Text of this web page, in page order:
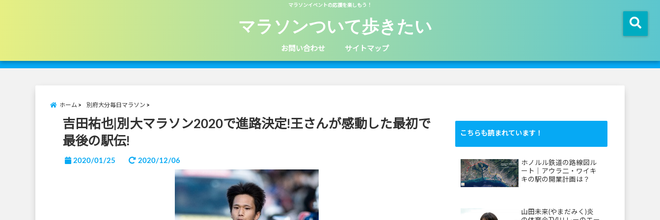
マラソンイベントの応援を楽しもう！
マラソンついて歩きたい
お問い合わせ サイトマップ
ホーム 別府大分毎日マラソン
吉田祐也|別大マラソン2020で進路決定!王さんが感動した最初で
最後の駅伝!
2020/01/25 2020/12/06
こちらも読まれています！
ホノルル鉄道の路線図ル
ート｜アウラ二・ワイキ
キの駅の開業計画は？
山田未来(やまだみく)炎